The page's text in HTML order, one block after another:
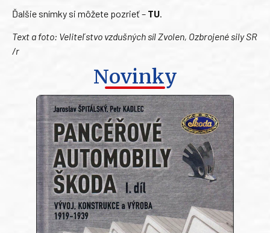
Ďalšie snímky si môžete pozrieť – TU.
Text a foto: Veliteľstvo vzdušných síl Zvolen, Ozbrojené sily SR
/r
Novinky